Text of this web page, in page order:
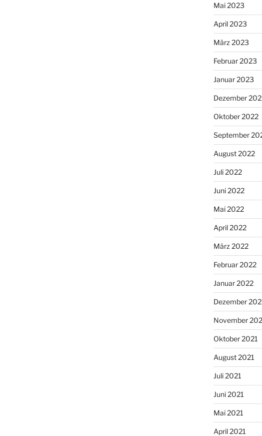
Mai 2023
April 2023
März 2023
Februar 2023
Januar 2023
Dezember
Oktober 2022
September
August 2022
Juli 2022
Juni 2022
Mai 2022
April 2022
März 2022
Februar 2022
Januar 2022
Dezember
November
Oktober 2021
August 2021
Juli 2021
Juni 2021
Mai 2021
April 2021